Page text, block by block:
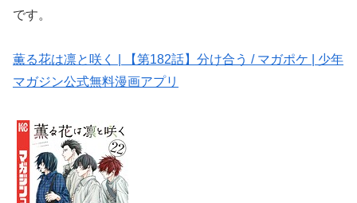
です。
薫る花は凛と咲く | 【第182話】分け合う / マガポケ | 少年
マガジン公式無料漫画アプリ